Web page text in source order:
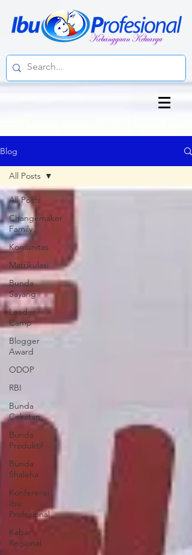
Blog
All Posts
Changemaker
Family
Komunitas
Matrikulasi
Bunda
Sayang
Leader
Camp
Blogger
Award
ODOP
RBI
Bunda
Cekatan
Bunda
Produktif
Bunda
Shaleha
Konferensi
Ibu
Profesional
Kabar
Regional
All Posts